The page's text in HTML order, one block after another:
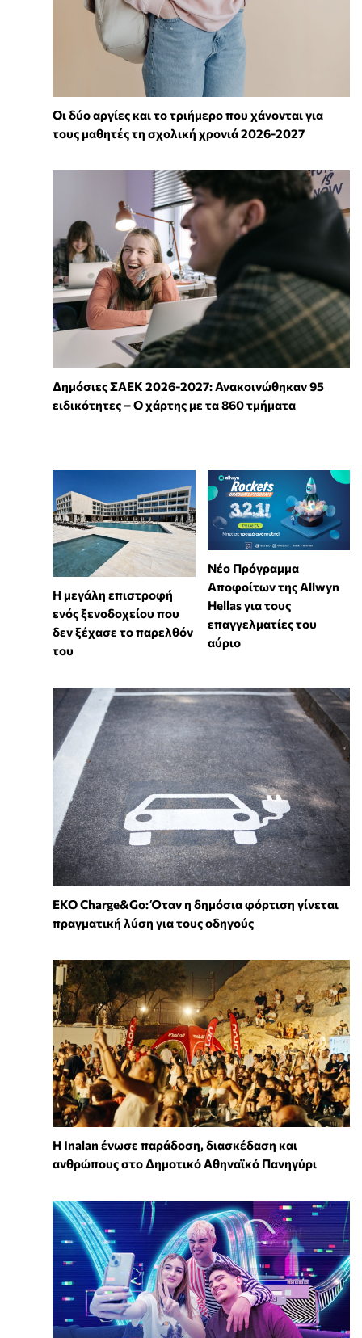
Οι δύο αργίες και το τριήμερο που χάνονται για
τους μαθητές τη σχολική χρονιά 2026-2027
Δημόσιες ΣΑΕΚ 2026-2027: Ανακοινώθηκαν 95
ειδικότητες – Ο χάρτης με τα 860 τμήματα
Η μεγάλη επιστροφή
ενός ξενοδοχείου που
δεν ξέχασε το παρελθόν
του
Νέο Πρόγραμμα
Αποφοίτων της Allwyn
Hellas για τους
επαγγελματίες του
αύριο
EKO Charge&Go: Όταν η δημόσια φόρτιση γίνεται
πραγματική λύση για τους οδηγούς
Η Inalan ένωσε παράδοση, διασκέδαση και
ανθρώπους στο Δημοτικό Αθηναϊκό Πανηγύρι